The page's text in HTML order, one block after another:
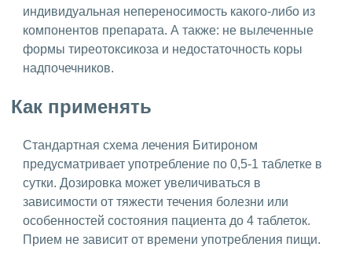
индивидуальная непереносимость какого-либо из
компонентов препарата. А также: не вылеченные
формы тиреотоксикоза и недостаточность коры
надпочечников.
Как применять
Стандартная схема лечения Битироном
предусматривает употребление по 0,5-1 таблетке в
сутки. Дозировка может увеличиваться в
зависимости от тяжести течения болезни или
особенностей состояния пациента до 4 таблеток.
Прием не зависит от времени употребления пищи.